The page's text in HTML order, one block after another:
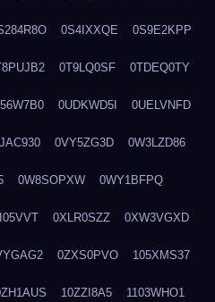
0S4IXXQE 0S9E2KPP
0T9LQ0SF 0TDEQ0TY
0UDKWD5I 0UELVNFD
0VY5ZG3D 0W3LZD86
0W8SOPXW 0WY1BFPQ
0XLR0SZZ 0XW3VGXD
0ZXS0PVO 105XMS37
10ZZI8A5 1103WHO1